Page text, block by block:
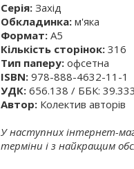
Серія: Захід
Обкладинка: м'яка
Формат: А5
Кількість сторінок: 316
Тип паперу: офсетна
ISBN: 978-888-4632-11-1
УДК: 656.138 / ББК:
Автор: Колектив авторів
У наступних інтернет-
терміни і з найкращим